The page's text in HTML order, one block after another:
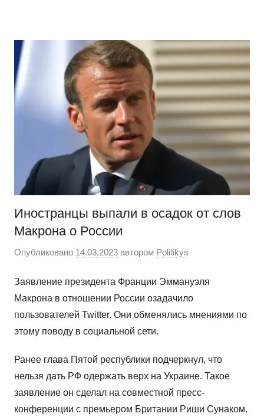
содержимому
сайт
на
WordPress
Иностранцы выпали в осадок от слов
Макрона о России
Опубликовано 14.03.2023 автором Politikys
Заявление президента Франции Эммануэля
Макрона в отношении России озадачило
пользователей Twitter. Они обменялись мнениями по
этому поводу в социальной сети.
Ранее глава Пятой республики подчеркнул, что
нельзя дать РФ одержать верх на Украине. Такое
заявление он сделал на совместной пресс-
конференции с премьером Британии Риши Сунаком.